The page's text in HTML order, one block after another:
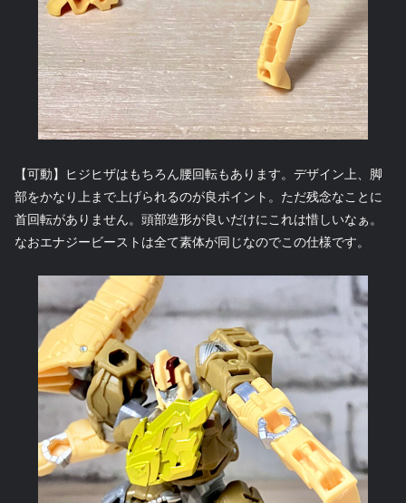
【可動】ヒジヒザはもちろん腰回転もあります。デザイン上、脚
部をかなり上まで上げられるのが良ポイント。ただ残念なことに
首回転がありません。頭部造形が良いだけにこれは惜しいなぁ。
なおエナジービーストは全て素体が同じなのでこの仕様です。